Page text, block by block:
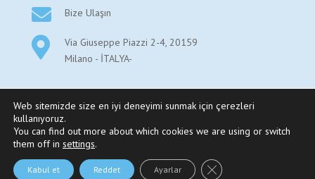
 Bize Ulaşın

Via Giuseppe Piazzi 2-4, 20159
Milano - İTALYA-
©2025 Parexstudy By Parex Srl Sede legale: Viale Stelvio
53- 20159 Milano – P.Iva 08345550969 – REA MI-
2019401 |Gizlilik Politikası– Çerez Politikası
Web sitemizde size en iyi deneyimi sunmak için çerezleri
kullanıyoruz.
You can find out more about which cookies we are using or switch
them off in settings.
Kabul et Reddet Ayarlar GDPR çerez şeridini